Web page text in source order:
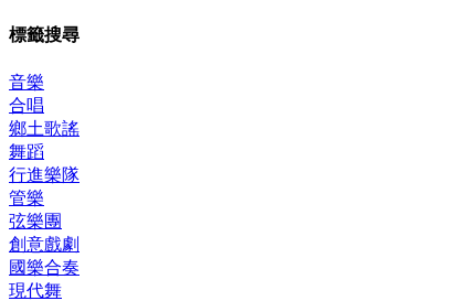
標籤搜尋
音樂
合唱
鄉土歌謠
舞蹈
行進樂隊
管樂
弦樂團
創意戲劇
國樂合奏
現代舞